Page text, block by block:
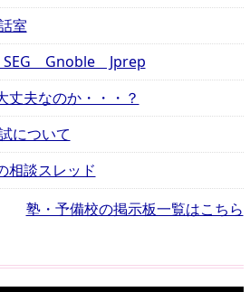
室
Gnoble Jprep
丈夫なのか・・・？
について
相談スレッド
塾・予備校の掲示板一覧はこちら